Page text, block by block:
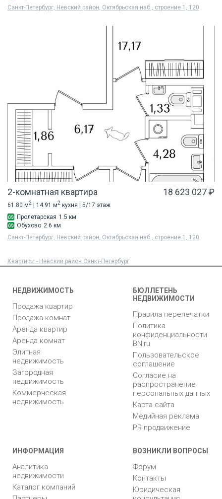
Санкт-Петербург, Невский район, Октябрьская наб., строение 1, 120
2-комнатная квартира 18 623 027 ₽
61.80 м2 | 14.91 м2 кухня | 5/17 этаж
Пролетарская 1.5 км
Обухово 2.6 км
Санкт-Петербург, Невский район, Октябрьская наб., строение 1, 120
Квартиры - Невский район Санкт-Петербург
НЕДВИЖИМОСТЬ
Продажа квартир
Продажа комнат
Аренда квартир
Аренда комнат
Элитная
недвижимость
Загородная
недвижимость
Коммерческая
недвижимость
БЮЛЛЕТЕНЬ
НЕДВИЖИМОСТИ
Правила перепечатки
Политика
конфиденциальности
BN.ru
Пользовательское
соглашение
Согласие на
распространение
персональных данных
Карта сайта
Медийная реклама
PR продвижение
ИНФОРМАЦИЯ
Аналитика
недвижимости
Каталог компаний
ВОЗНИКЛИ ВОПРОСЫ
Форум
Контакты
Юридическая